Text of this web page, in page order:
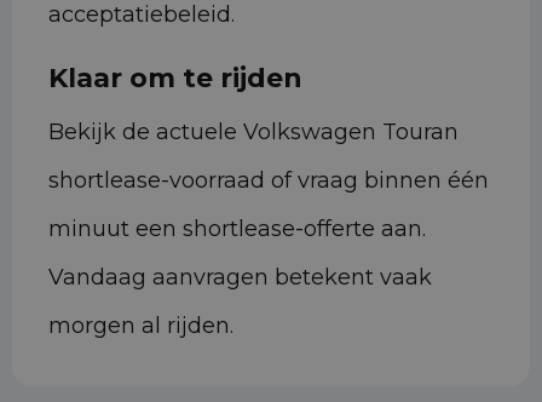
acceptatiebeleid.
Klaar om te rijden
Bekijk de actuele Volkswagen Touran
shortlease-voorraad of vraag binnen één
minuut een shortlease-offerte aan.
Vandaag aanvragen betekent vaak
morgen al rijden.